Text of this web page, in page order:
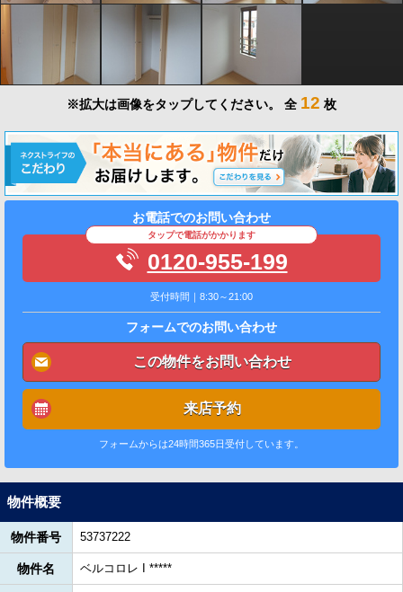
※拡大は画像をタップしてください。 全 12 枚
お電話でのお問い合わせ
タップで電話がかかります
0120-955-199
受付時間｜8:30～21:00
フォームでのお問い合わせ
この物件をお問い合わせ
来店予約
フォームからは24時間365日受付しています。
物件概要
物件番号 53737222
物件名 ベルコロレ I *****